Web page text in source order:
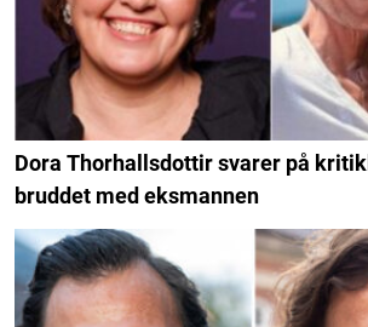
Dora Thorhallsdottir svarer på
bruddet med eksmannen